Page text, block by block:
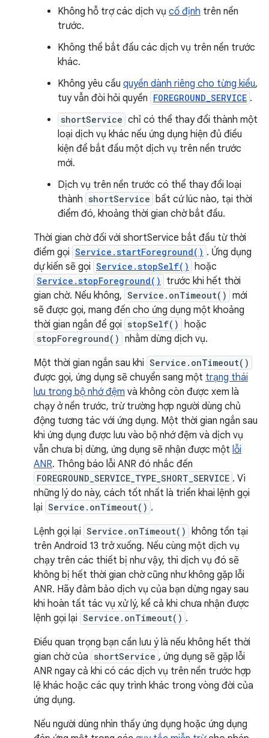
Không hỗ trợ các dịch vụ cố định trên nền
trước.
Không thể bắt đầu các dịch vụ trên nền trước
khác.
Không yêu cầu quyền dành riêng cho từng kiểu,
tuy vẫn đòi hỏi quyền FOREGROUND_SERVICE .
shortService chỉ có thể thay đổi thành một
loại dịch vụ khác nếu ứng dụng hiện đủ điều
kiện để bắt đầu một dịch vụ trên nền trước
mới.
Dịch vụ trên nền trước có thể thay đổi loại
thành shortService bất cứ lúc nào, tại thời
điểm đó, khoảng thời gian chờ bắt đầu.
Thời gian chờ đối với shortService bắt đầu từ thời
điểm gọi Service.startForeground() . Ứng dụng
dự kiến sẽ gọi Service.stopSelf() hoặc
Service.stopForeground()
trước khi hết thời
gian chờ. Nếu không, Service.onTimeout() mới
sẽ được gọi, mang đến cho ứng dụng một khoảng
thời gian ngắn để gọi stopSelf() hoặc
stopForeground() nhằm dừng dịch vụ.
Một thời gian ngắn sau khi Service.onTimeout()
được gọi, ứng dụng sẽ chuyển sang một trạng thái
lưu trong bộ nhớ đệm và không còn được xem là
chạy ở nền trước, trừ trường hợp người dùng chủ
động tương tác với ứng dụng. Một thời gian ngắn sau
khi ứng dụng được lưu vào bộ nhớ đệm và dịch vụ
vẫn chưa bị dừng, ứng dụng sẽ nhận được một lỗi
ANR. Thông báo lỗi ANR đó nhắc đến
FOREGROUND_SERVICE_TYPE_SHORT_SERVICE . Vì
những lý do này, cách tốt nhất là triển khai lệnh gọi
lại Service.onTimeout() .
Lệnh gọi lại Service.onTimeout() không tồn tại
trên Android 13 trở xuống. Nếu cùng một dịch vụ
chạy trên các thiết bị như vậy, thì dịch vụ đó sẽ
không bị hết thời gian chờ cũng như không gặp lỗi
ANR. Hãy đảm bảo dịch vụ của bạn dừng ngay sau
khi hoàn tất tác vụ xử lý, kể cả khi chưa nhận được
lệnh gọi lại Service.onTimeout() .
Điều quan trọng bạn cần lưu ý là nếu không hết thời
gian chờ của shortService , ứng dụng sẽ gặp lỗi
ANR ngay cả khi có các dịch vụ trên nền trước hợp
lệ khác hoặc các quy trình khác trong vòng đời của
ứng dụng.
Nếu người dùng nhìn thấy ứng dụng hoặc ứng dụng